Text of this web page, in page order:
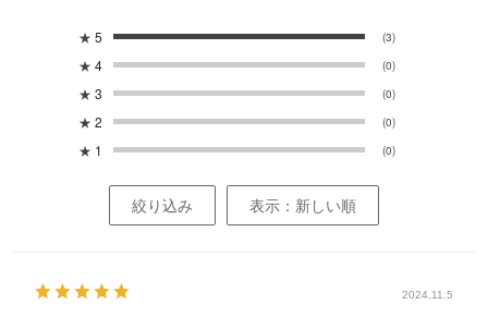
★ 5 (3)
★ 4 (0)
★ 3 (0)
★ 2 (0)
★ 1 (0)
絞り込み 表示：新しい順
2024.11.5